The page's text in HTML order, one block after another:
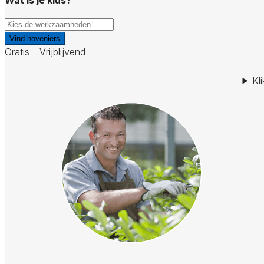
Vind hoveniers
Gratis - Vrijblijvend